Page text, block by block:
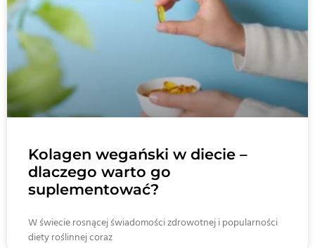
Kolagen wegański w diecie –
dlaczego warto go
suplementować?
W świecie rosnącej świadomości zdrowotnej i popularności
diety roślinnej coraz